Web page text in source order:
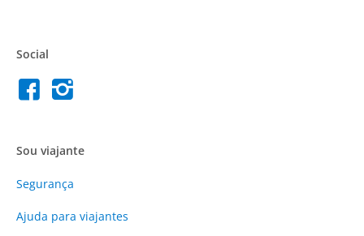
Social
Sou viajante
Segurança
Ajuda para viajantes